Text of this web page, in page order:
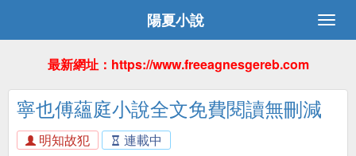
陽夏小說
最新網址：https://www.freeagnesgereb.com
寧也傅蘊庭小說全文免費閱讀無刪減
明知故犯
連載中